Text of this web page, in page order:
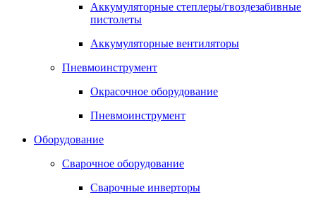
Аккумуляторные степлеры/гвоздезабивные
пистолеты
Аккумуляторные вентиляторы
Пневмоинструмент
Окрасочное оборудование
Пневмоинструмент
Оборудование
Сварочное оборудование
Сварочные инверторы